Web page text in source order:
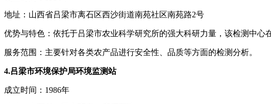
地址：山西省吕梁市离石区西沙街道南苑社区南苑路2号
优势与特色：依托于吕梁市农业科学研究所的强大科研力量，该检测中
服务范围：主要针对各类农产品进行安全性、品质等方面的检测分析。
4.吕梁市环境保护局环境监测站
成立时间：1986年